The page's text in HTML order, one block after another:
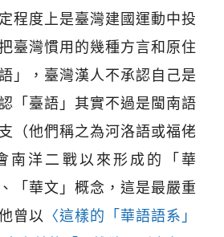
程度上是臺灣建國運動中投
臺灣慣用的幾種方言和原住
」，臺灣漢人不承認自己是
「臺語」其實不過是閩南語
（他們稱之為河洛語或福佬
南洋二戰以來形成的「華
「華文」概念，這是最嚴重
曾以
〈這樣的「華語語系」